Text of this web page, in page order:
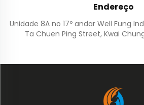
Endereço
Unidade 8A no 17º andar Well Fung
Ta Chuen Ping Street, Kwai